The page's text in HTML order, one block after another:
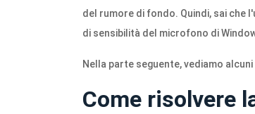
del rumore di fondo. Quindi, sai che
di sensibilità del microfono di
Nella parte seguente, vediamo
Come risolvere